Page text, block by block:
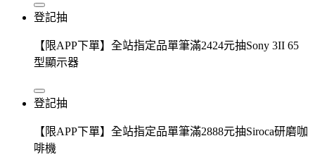
登記抽
【限APP下單】全站指定品單筆滿2424元抽Sony 3II 65
型顯示器
登記抽
【限APP下單】全站指定品單筆滿2888元抽Siroca研磨咖
啡機